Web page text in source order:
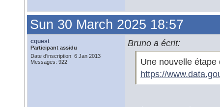
Sun 30 March 2025 18:57
cquest
Participant assidu
Date d'inscription: 6 Jan 2013
Messages: 922
Bruno a écrit:
Une nouvelle
https://